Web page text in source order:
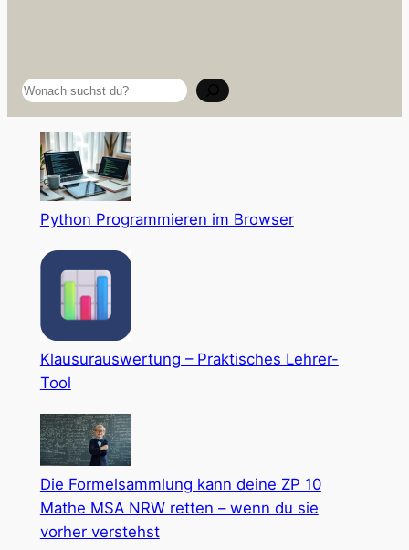
Suchen
Python Programmieren im Browser
Klausurauswertung – Praktisches Lehrer-
Tool
Die Formelsammlung kann deine ZP 10
Mathe MSA NRW retten – wenn du sie
vorher verstehst